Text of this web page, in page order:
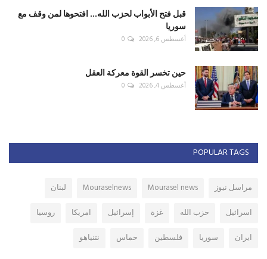
قبل فتح الأبواب لحزب الله... افتحوها لمن وقف مع
سوريا
أغسطس 6, 2026 0
حين تخسر القوة معركة العقل
أغسطس 4, 2026 0
POPULAR TAGS
مراسل نيوز Mourasel news
Mouraselnews
لبنان
اسرائيل
حزب الله غزة إسرائيل امريكا
روسيا
ايران
سوريا فلسطين حماس نتنياهو